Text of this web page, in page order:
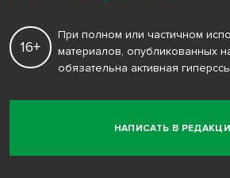
НАПИСАТЬ В
16+
При полном или частичном
материалов, опубликованных
обязательна активная